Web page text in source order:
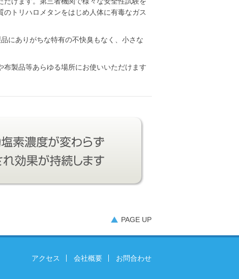
トリハロメタンをはじめ人体に有毒なガス
にありがちな特有の不快臭もなく、小さな
製品等あらゆる場所にお使いいただけます
PAGE UP
アクセス 会社概要 お問合わせ